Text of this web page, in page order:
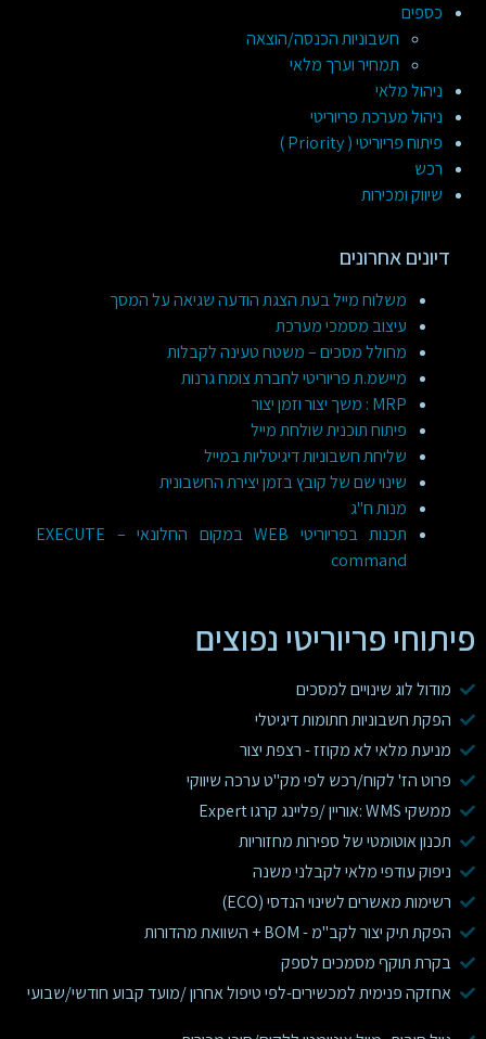
כספים
חשבוניות הכנסה/הוצאה
תמחיר וערך מלאי
ניהול מלאי
ניהול מערכת פריוריטי
פיתוח פריוריטי ( Priority )
רכש
שיווק ומכירות
דיונים אחרונים
משלוח מייל בעת הצגת הודעה שגיאה על המסך
עיצוב מסמכי מערכת
מחולל מסכים – משטח טעינה לקבלות
מיישמ.ת פריוריטי לחברת צומח גרנות
MRP : משך יצור וזמן יצור
פיתוח תוכנית שולחת מייל
שליחת חשבוניות דיגיטליות במייל
שינוי שם של קובץ בזמן יצירת החשבונית
מנות ח"ג
תכנות בפריוריטי WEB במקום החלונאי – EXECUTE
command
פיתוחי פריוריטי נפוצים
מודול לוג שינויים למסכים
הפקת חשבוניות חתומות דיגיטלי
מניעת מלאי לא מקוזז - רצפת יצור
פרוט הז' לקוח/רכש לפי מק"ט ערכה שיווקי
ממשקי WMS :אוריין /פליינג קרגו Expert
תכנון אוטומטי של ספירות מחזוריות
ניפוק עודפי מלאי לקבלני משנה
רשימות מאשרים לשינוי הנדסי (ECO)
הפקת תיק יצור לקב"מ - BOM + השוואת מהדורות
בקרת תוקף מסמכים לספק
אחזקה פנימית למכשירים-לפי טיפול אחרון /מועד קבוע חודשי/שבועי